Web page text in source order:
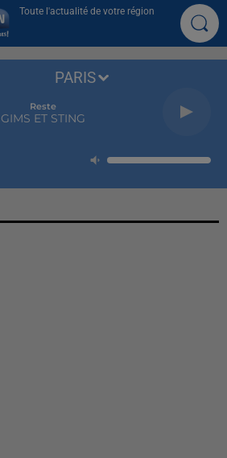
Toute l'actualité de votre région
Reste
GIMS ET STING
PARIS